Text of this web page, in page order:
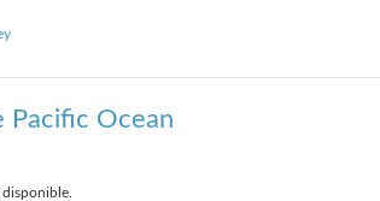
Pacific Ocean